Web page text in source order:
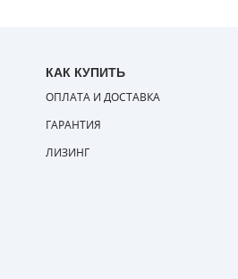
КАК КУПИТЬ
ОПЛАТА И ДОСТАВКА
ГАРАНТИЯ
ЛИЗИНГ